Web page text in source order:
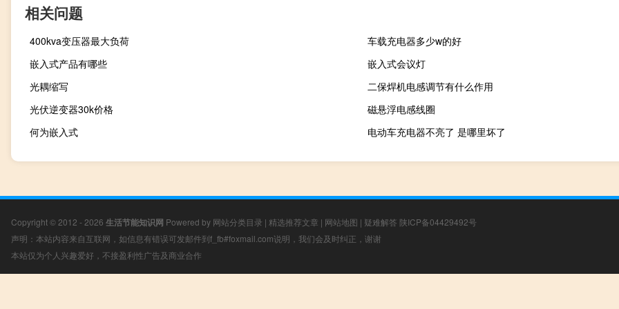
相关问题
400kva变压器最大负荷
车载充电器多少w的好
嵌入式产品有哪些
嵌入式会议灯
光耦缩写
二保焊机电感调节有什么作用
光伏逆变器30k价格
磁悬浮电感线圈
何为嵌入式
电动车充电器不亮了 是哪里坏了
Copyright © 2012 - 2026 生活节能知识网 Powered by 网站分类目录 | 精选推荐文章 | 网站地图 | 疑难解答 陕ICP备04429492号
声明：本站内容来自互联网，如信息有错误可发邮件到f_fb#foxmail.com说明，我们会及时纠正，谢谢
本站仅为个人兴趣爱好，不接盈利性广告及商业合作